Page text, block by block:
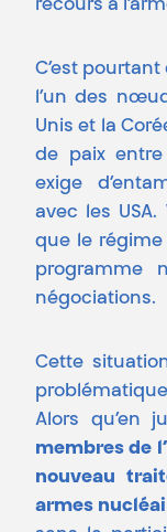
recours à
C’est
l’un des
Unis et la
de paix
exige
avec les
que le
programme
négociations.
Cette
Alors qu’en
membres de
nouveau
armes